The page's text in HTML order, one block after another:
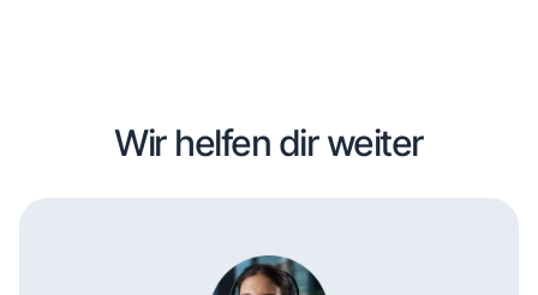
Wir helfen dir weiter